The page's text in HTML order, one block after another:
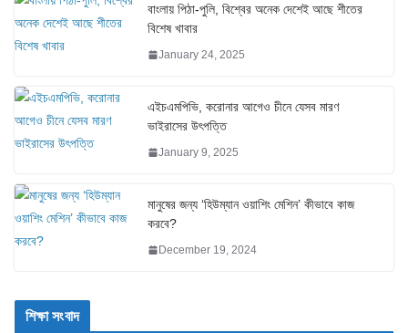
বাংলায় পিঠা-পুলি, বিশ্বের অনেক দেশেই আছে শীতের
বিশেষ খাবার
January 24, 2025
এইচএমপিভি, করোনার আগেও চীনে যেসব মারণ
ভাইরাসের উৎপত্তি
January 9, 2025
মানুষের জন্য ‘হিউম্যান ওয়াশিং মেশিন’ কীভাবে কাজ
করবে?
December 19, 2024
শিক্ষা সংবাদ